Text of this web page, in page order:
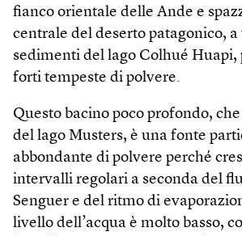
fianco orientale delle Ande e
centrale del deserto patagonico,
sedimenti del lago Colhué Huapi,
forti tempeste di polvere.
Questo bacino poco profondo,
del lago Musters, è una fonte
abbondante di polvere perché
intervalli regolari a seconda del
Senguer e del ritmo di
livello dell’acqua è molto basso,